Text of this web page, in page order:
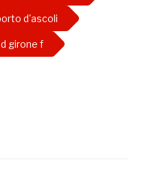
d'ascoli
girone f